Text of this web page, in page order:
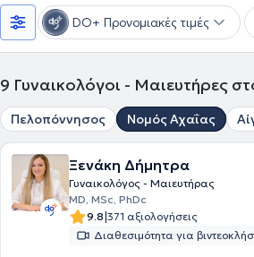
DO+ Προνομιακές τιμές
9 Γυναικολόγοι - Μαιευτήρες
Πελοπόννησος Νομός Αχαΐας
Ξενάκη Δήμητρα
Γυναικολόγος - Μαιευτήρας
MD, MSc, PhDc
9.8|371 αξιολογήσεις
Διαθεσιμότητα για